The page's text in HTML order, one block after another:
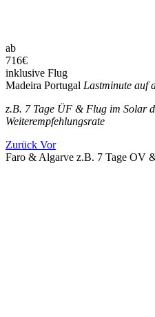
ab
716€
inklusive Flug
Madeira Portugal Lastminute auf
z.B. 7 Tage ÜF & Flug im Solar
Weiterempfehlungsrate
Zurück Vor
Faro & Algarve z.B. 7 Tage OV